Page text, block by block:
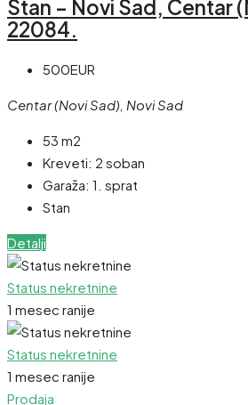
Stan – Novi Sad, Centar
22084.
500EUR
Centar (Novi Sad), Novi Sad
53 m2
Kreveti: 2 soban
Garaža: 1. sprat
Stan
Detalji
Status nekretnine
1 mesec ranije
Status nekretnine
1 mesec ranije
Prodaja